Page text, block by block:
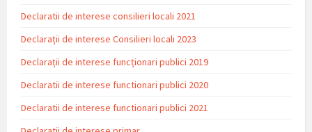
Declaratii de interese consilieri locali 2021
Declarații de interese Consilieri locali 2023
Declarații de interese funcționari publici 2019
Declaratii de interese functionari publici 2020
Declaratii de interese functionari publici 2021